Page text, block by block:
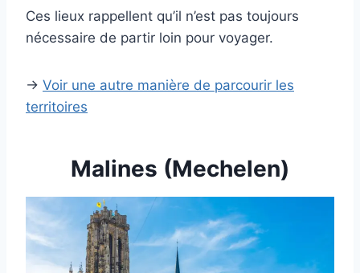
Ces lieux rappellent qu’il n’est pas toujours
nécessaire de partir loin pour voyager.
→ Voir une autre manière de parcourir les
territoires
Malines (Mechelen)